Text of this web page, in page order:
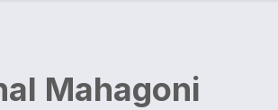
Mahagoni